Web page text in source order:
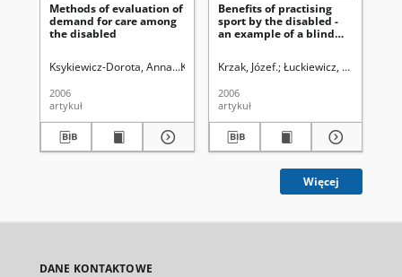
Methods of evaluation of
demand for care among
the disabled
Ksykiewicz-Dorota, Anna. Kozak-Sykała, Anna. Bryc, Stanisław (1928-
2006
artykuł
Benefits of practising
sport by the disabled -
an example of a blind
Krzak, Józef. Łuckiewicz, Cezary.
2006
artykuł
Więcej
DANE KONTAKTOWE